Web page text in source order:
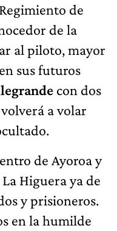
de
de la
al piloto, mayor
sus futuros
con dos
a volar
de Ayoroa y
Higuera ya de
y prisioneros.
en la humilde